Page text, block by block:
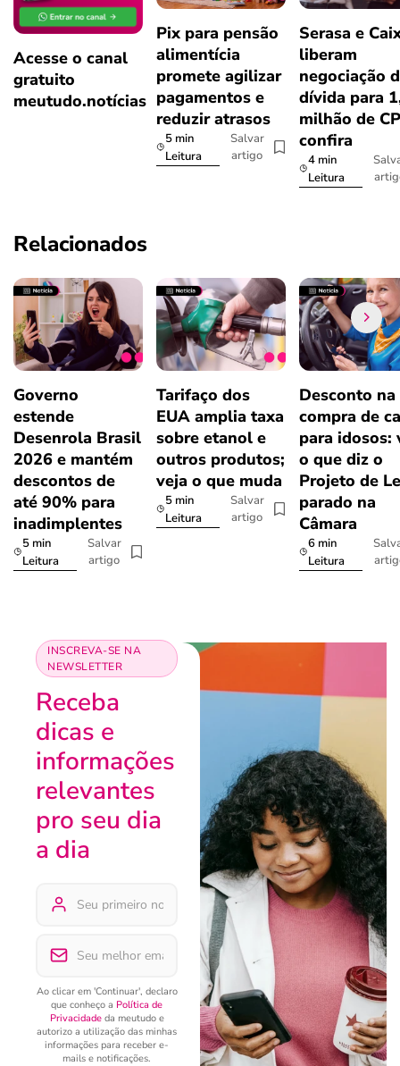
Acesse o canal
gratuito
meutudo.notícias
Pix para pensão
alimentícia
promete agilizar
pagamentos e
reduzir atrasos
5 min
Leitura
Salvar
artigo
Serasa e
liberam
negociação
dívida para
milhão de
confira
4 min
Leitura
Relacionados
Governo
estende
Desenrola Brasil
2026 e mantém
descontos de
até 90% para
inadimplentes
5 min
Leitura
Salvar
artigo
Tarifaço dos
EUA amplia taxa
sobre etanol e
outros produtos;
veja o que muda
5 min
Leitura
Salvar
artigo
Desconto na
compra de
para idosos:
o que diz o
Projeto de
parado na
Câmara
6 min
Leitura
INSCREVA-SE NA
NEWSLETTER
Receba
dicas e
informações
relevantes
pro seu dia
a dia
Ao clicar em 'Continuar', declaro
que conheço a Política de
Privacidadeda meutudo e
autorizo a utilização das minhas
informações para receber e-
mails e notificações.